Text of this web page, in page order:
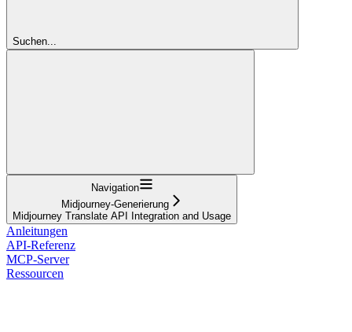
Suchen...
Navigation
Midjourney-Generierung
Midjourney Translate API Integration and Usage
Anleitungen
API-Referenz
MCP-Server
Ressourcen